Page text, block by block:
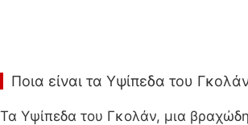
Ποια είναι τα Υψίπεδα του
Τα Υψίπεδα του Γκολάν, μια